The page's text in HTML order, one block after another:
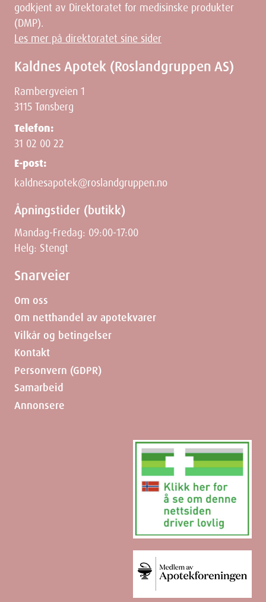
godkjent av Direktoratet for medisinske produkter
(DMP).
Les mer på direktoratet sine sider
Kaldnes Apotek (Roslandgruppen AS)
Rambergveien 1
3115 Tønsberg
Telefon:
31 02 00 22
E-post:
kaldnesapotek@roslandgruppen.no
Åpningstider (butikk)
Mandag-Fredag: 09:00-17:00
Helg: Stengt
Snarveier
Om oss
Om netthandel av apotekvarer
Vilkår og betingelser
Kontakt
Personvern (GDPR)
Samarbeid
Annonsere